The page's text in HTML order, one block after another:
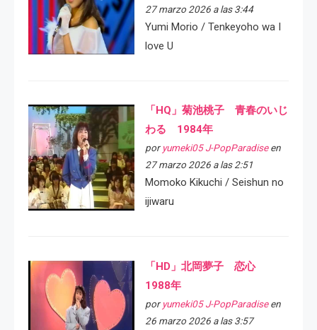
27 marzo 2026 a las 3:44
Yumi Morio / Tenkeyoho wa I
love U
「HQ」菊池桃子 青春のいじ
わる 1984年
por yumeki05 J-PopParadiseen
27 marzo 2026 a las 2:51
Momoko Kikuchi / Seishun no
ijiwaru
「HD」北岡夢子 恋心
1988年
por yumeki05 J-PopParadiseen
26 marzo 2026 a las 3:57